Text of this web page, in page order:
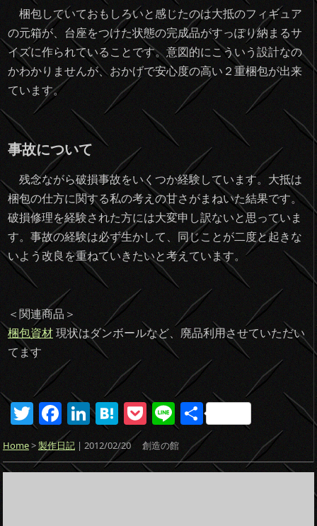
梱包していておもしろいと感じたのは大抵のフィギュア
の元箱が、台座をつけた状態の完成品がすっぽり納まるサ
イズに作られていることです。意図的にこういう設計なの
かわかりませんが、おかげで安心度の高い２重梱包が出来
ています。
事故について
残念ながら破損事故をいくつか経験しています。大抵は
梱包の仕方に関する私の考えの甘さがまねいた結果です。
破損修理を経験された方には大変申し訳ないと思っていま
す。事故の経験は必ず生かして、同じことが二度と起きな
いよう改良を重ねていきたいと考えています。
＜関連商品＞
梱包資材現状はダンボールなど、廃品利用させていただい
てます
T
w
itt
er
F
a
c
e
Li
n
k
e
H
at
e
n
P
o
ck
et
Li
n
e
共
有
Home>製作日記 | 2012/02/20 創造の館